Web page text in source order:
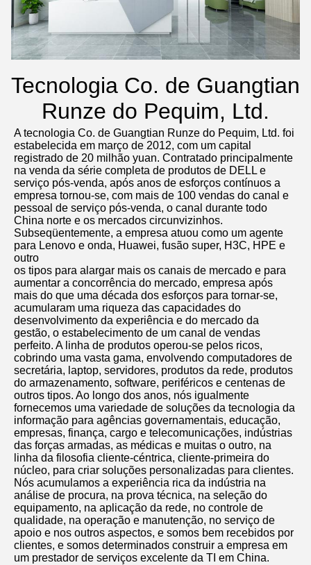
Tecnologia Co. de Guangtian
Runze do Pequim, Ltd.
A tecnologia Co. de Guangtian Runze do Pequim, Ltd. foi
estabelecida em março de 2012, com um capital
registrado de 20 milhão yuan. Contratado principalmente
na venda da série completa de produtos de DELL e
serviço pós-venda, após anos de esforços contínuos a
empresa tornou-se, com mais de 100 vendas do canal e
pessoal de serviço pós-venda, o canal durante todo
China norte e os mercados circunvizinhos.
Subseqüentemente, a empresa atuou como um agente
para Lenovo e onda, Huawei, fusão super, H3C, HPE e
outro
os tipos para alargar mais os canais de mercado e para
aumentar a concorrência do mercado, empresa após
mais do que uma década dos esforços para tornar-se,
acumularam uma riqueza das capacidades do
desenvolvimento da experiência e do mercado da
gestão, o estabelecimento de um canal de vendas
perfeito. A linha de produtos operou-se pelos ricos,
cobrindo uma vasta gama, envolvendo computadores de
secretária, laptop, servidores, produtos da rede, produtos
do armazenamento, software, periféricos e centenas de
outros tipos. Ao longo dos anos, nós igualmente
fornecemos uma variedade de soluções da tecnologia da
informação para agências governamentais, educação,
empresas, finança, cargo e telecomunicações, indústrias
das forças armadas, as médicas e muitas o outro, na
linha da filosofia cliente-céntrica, cliente-primeira do
núcleo, para criar soluções personalizadas para clientes.
Nós acumulamos a experiência rica da indústria na
análise de procura, na prova técnica, na seleção do
equipamento, na aplicação da rede, no controle de
qualidade, na operação e manutenção, no serviço de
apoio e nos outros aspectos, e somos bem recebidos por
clientes, e somos determinados construir a empresa em
um prestador de serviços excelente da TI em China.